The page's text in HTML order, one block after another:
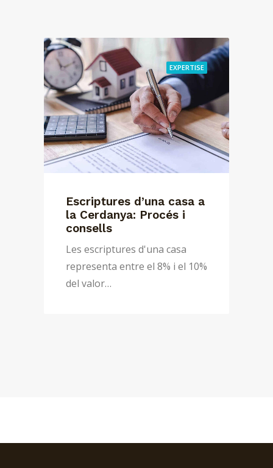
EXPERTISE
Escriptures d’una casa a
la Cerdanya: Procés i
consells
Les escriptures d'una casa
representa entre el 8% i el 10%
del valor…